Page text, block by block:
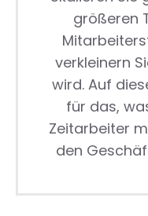
größeren
verkleinern
wird. Auf
für das,
Zeitarbeiter
den